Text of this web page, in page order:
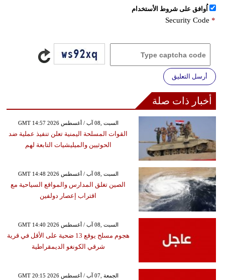
اُوافق على شروط الأستخدام
Security Code *
أرسل التعليق
أخبار ذات صلة
GMT 14:57 2026 السبت ,08 آب / أغسطس
القوات المسلحة اليمنية تعلن تنفيذ عملية ضد
الحوثيين والميليشيات التابعة لهم
GMT 14:48 2026 السبت ,08 آب / أغسطس
الصين تغلق المدارس والمواقع السياحية مع
اقتراب إعصار دولفين
GMT 14:40 2026 السبت ,08 آب / أغسطس
هجوم مسلح يوقع 13 ضحية على الأقل في قرية
شرقي الكونغو الديمقراطية
GMT 20:15 2026 الجمعة ,07 آب / أغسطس